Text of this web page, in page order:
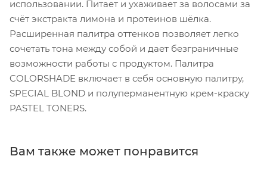
использовании. Питает и ухаживает за волосами за
счёт экстракта лимона и протеинов шёлка.
Расширенная палитра оттенков позволяет легко
сочетать тона между собой и дает безграничные
возможности работы с продуктом. Палитра
COLORSHADE включает в себя основную палитру,
SPECIAL BLOND и полуперманентную крем-краску
PASTEL TONERS.
Вам также может понравится